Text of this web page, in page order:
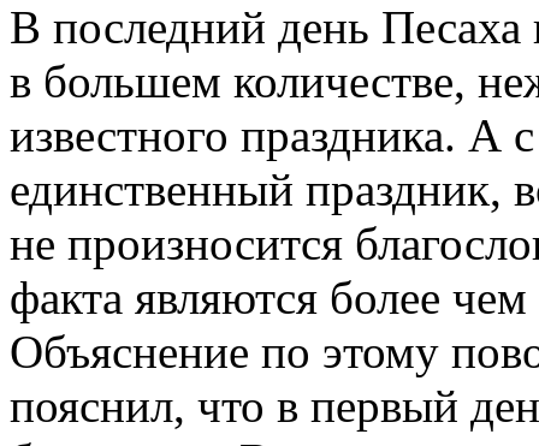
В последний день Песаха
в большем количестве,
известного праздника. А
единственный праздник,
не произносится
факта являются более
Объяснение по этому
пояснил, что в первый